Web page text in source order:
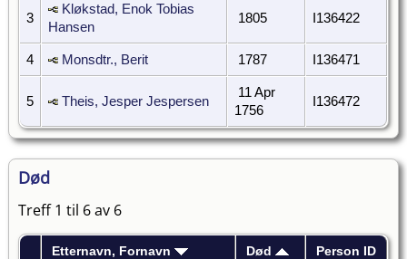
3
Kløkstad, Enok Tobias
Hansen
1805 I136422
4 Monsdtr., Berit 1787 I136471
5 Theis, Jesper Jespersen
11 Apr
1756
I136472
Død
Treff 1 til 6 av 6
Etternavn, Fornavn Død Person ID